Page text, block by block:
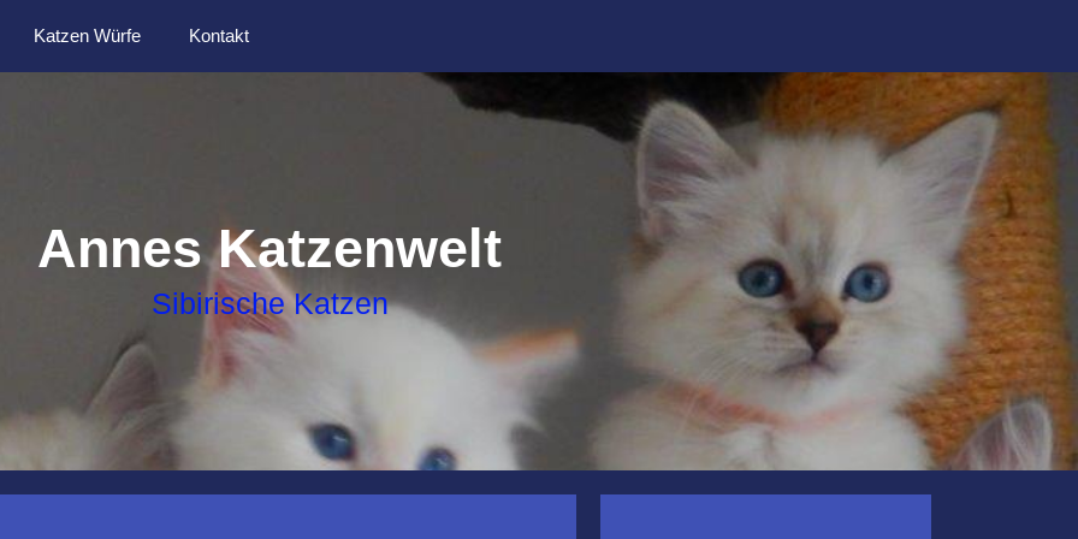
Katzen Würfe Kontakt
Annes Katzenwelt
Sibirische Katzen